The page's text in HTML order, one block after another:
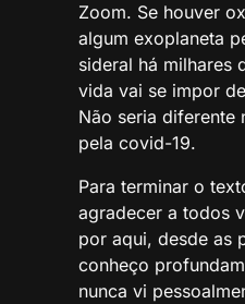
Zoom. Se houver
algum exoplaneta
sideral há milhares
vida vai se impor
Não seria diferente
pela covid-19.
Para terminar o
agradecer a todos
por aqui, desde as
conheço
nunca vi